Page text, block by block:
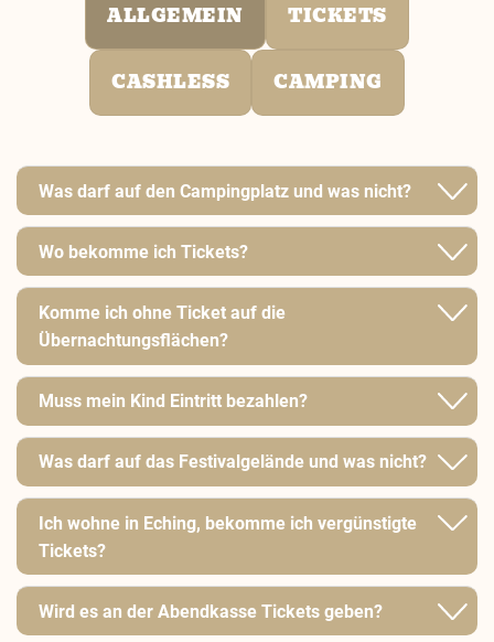
ALLGEMEIN TICKETS
CASHLESS CAMPING
Was darf auf den Campingplatz und was nicht?
Wo bekomme ich Tickets?
Komme ich ohne Ticket auf die
Übernachtungsflächen?
Muss mein Kind Eintritt bezahlen?
Was darf auf das Festivalgelände und was nicht?
Ich wohne in Eching, bekomme ich vergünstigte
Tickets?
Wird es an der Abendkasse Tickets geben?